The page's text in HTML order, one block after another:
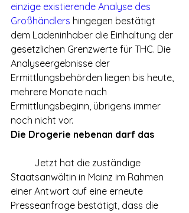
einzige existierende Analyse des
Großhändlers hingegen bestätigt
dem Ladeninhaber die Einhaltung der
gesetzlichen Grenzwerte für THC. Die
Analyseergebnisse der
Ermittlungsbehörden liegen bis heute,
mehrere Monate nach
Ermittlungsbeginn, übrigens immer
noch nicht vor.
Die Drogerie nebenan darf das
Staatsanwältin in Mainz im Rahmen
einer Antwort auf eine erneute
Presseanfrage bestätigt, dass die